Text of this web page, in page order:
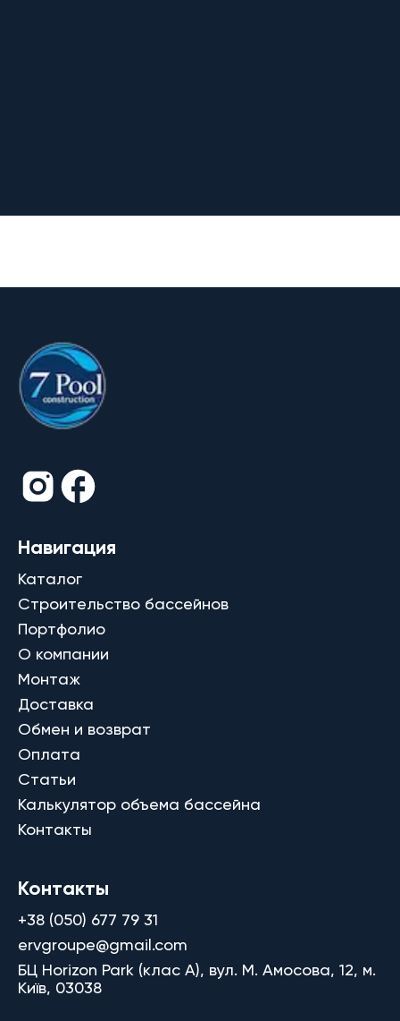
Навигация
Каталог
Строительство бассейнов
Портфолио
О компании
Монтаж
Доставка
Обмен и возврат
Оплата
Статьи
Калькулятор объема бассейна
Контакты
Контакты
+38 (050) 677 79 31
ervgroupe@gmail.com
БЦ Horizon Park (клас A), вул. М. Амосова, 12, м.
Київ, 03038